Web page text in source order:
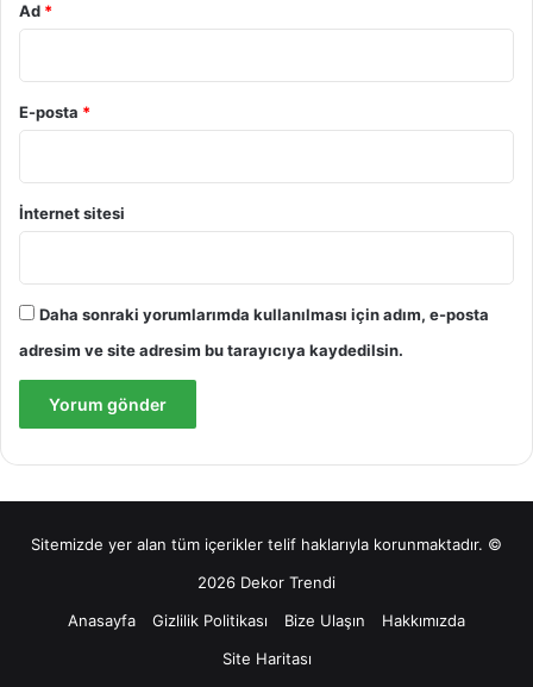
Ad *
E-posta *
İnternet sitesi
Daha sonraki yorumlarımda kullanılması için adım, e-posta
adresim ve site adresim bu tarayıcıya kaydedilsin.
Sitemizde yer alan tüm içerikler telif haklarıyla korunmaktadır. ©
2026 Dekor Trendi
Anasayfa
Gizlilik Politikası Bize Ulaşın
Hakkımızda
Site Haritası